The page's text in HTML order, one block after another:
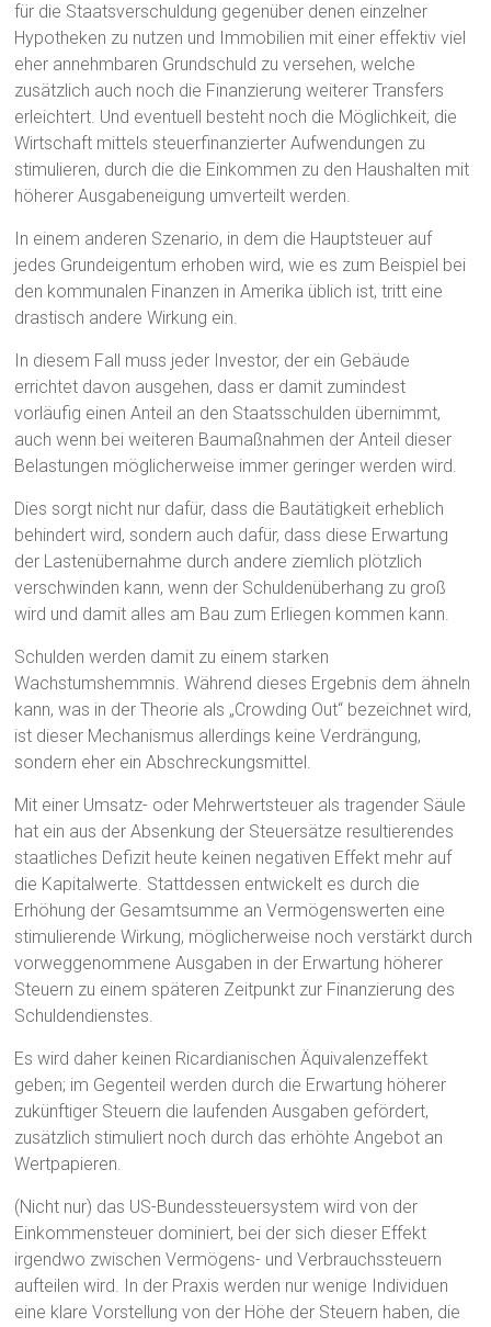
für die Staatsverschuldung gegenüber denen einzelner
Hypotheken zu nutzen und Immobilien mit einer effektiv viel
eher annehmbaren Grundschuld zu versehen, welche
zusätzlich auch noch die Finanzierung weiterer Transfers
erleichtert. Und eventuell besteht noch die Möglichkeit, die
Wirtschaft mittels steuerfinanzierter Aufwendungen zu
stimulieren, durch die die Einkommen zu den Haushalten mit
höherer Ausgabeneigung umverteilt werden.
In einem anderen Szenario, in dem die Hauptsteuer auf
jedes Grundeigentum erhoben wird, wie es zum Beispiel bei
den kommunalen Finanzen in Amerika üblich ist, tritt eine
drastisch andere Wirkung ein.
In diesem Fall muss jeder Investor, der ein Gebäude
errichtet davon ausgehen, dass er damit zumindest
vorläufig einen Anteil an den Staatsschulden übernimmt,
auch wenn bei weiteren Baumaßnahmen der Anteil dieser
Belastungen möglicherweise immer geringer werden wird.
Dies sorgt nicht nur dafür, dass die Bautätigkeit erheblich
behindert wird, sondern auch dafür, dass diese Erwartung
der Lastenübernahme durch andere ziemlich plötzlich
verschwinden kann, wenn der Schuldenüberhang zu groß
wird und damit alles am Bau zum Erliegen kommen kann.
Schulden werden damit zu einem starken
Wachstumshemmnis. Während dieses Ergebnis dem ähneln
kann, was in der Theorie als „Crowding Out“ bezeichnet wird,
ist dieser Mechanismus allerdings keine Verdrängung,
sondern eher ein Abschreckungsmittel.
Mit einer Umsatz- oder Mehrwertsteuer als tragender Säule
hat ein aus der Absenkung der Steuersätze resultierendes
staatliches Defizit heute keinen negativen Effekt mehr auf
die Kapitalwerte. Stattdessen entwickelt es durch die
Erhöhung der Gesamtsumme an Vermögenswerten eine
stimulierende Wirkung, möglicherweise noch verstärkt durch
vorweggenommene Ausgaben in der Erwartung höherer
Steuern zu einem späteren Zeitpunkt zur Finanzierung des
Schuldendienstes.
Es wird daher keinen Ricardianischen Äquivalenzeffekt
geben; im Gegenteil werden durch die Erwartung höherer
zukünftiger Steuern die laufenden Ausgaben gefördert,
zusätzlich stimuliert noch durch das erhöhte Angebot an
Wertpapieren.
(Nicht nur) das US-Bundessteuersystem wird von der
Einkommensteuer dominiert, bei der sich dieser Effekt
irgendwo zwischen Vermögens- und Verbrauchssteuern
aufteilen wird. In der Praxis werden nur wenige Individuen
eine klare Vorstellung von der Höhe der Steuern haben, die